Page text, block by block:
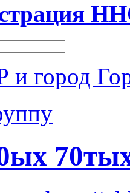
город